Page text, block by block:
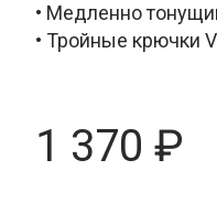
• Медленно
• Тройные крючки
1 370 ₽